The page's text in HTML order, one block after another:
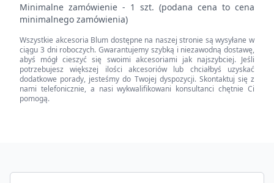
HK
zestaw
zaślepek
(włącznie
z
Włącznik
lewa/prawa,
Minimalne zamówienie - 1 szt. (podana cena to cena
minimalnego zamówienia)
Wszystkie akcesoria Blum dostępne na naszej stronie są wysyłane w
ciągu 3 dni roboczych. Gwarantujemy szybką i niezawodną dostawę,
abyś mógł cieszyć się swoimi akcesoriami jak najszybciej. Jeśli
potrzebujesz większej ilości akcesoriów lub chciałbyś uzyskać
dodatkowe porady, jesteśmy do Twojej dyspozycji. Skontaktuj się z
nami telefonicznie, a nasi wykwalifikowani konsultanci chętnie Ci
pomogą.